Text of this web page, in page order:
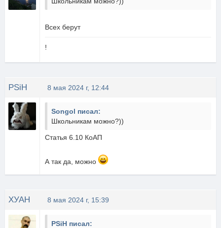
Всех берут
!
PSiH 8 мая 2024 г, 12:44
Songol писал:
Школьникам можно?))
Статья 6.10 КоАП
А так да, можно
ХУАН 8 мая 2024 г, 15:39
PSiH писал: